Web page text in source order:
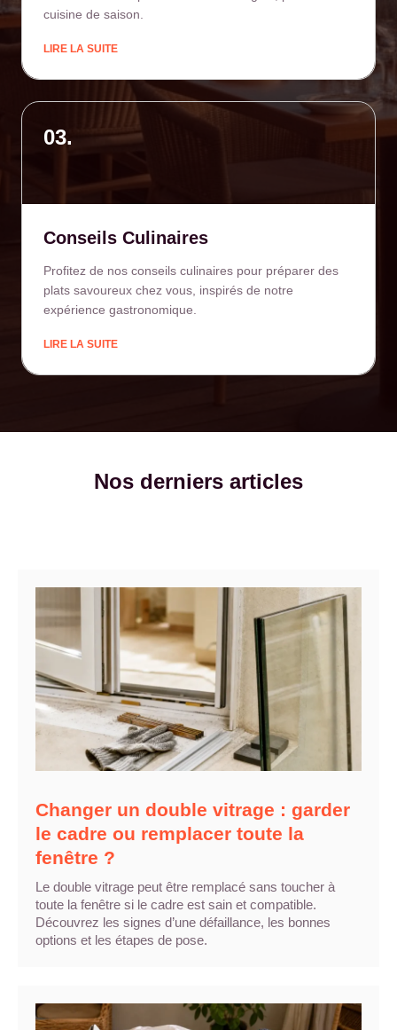
cuisine de saison.
LIRE LA SUITE
03.
Conseils Culinaires
Profitez de nos conseils culinaires pour préparer des
plats savoureux chez vous, inspirés de notre
expérience gastronomique.
LIRE LA SUITE
Nos derniers articles
Changer un double vitrage : garder
le cadre ou remplacer toute la
fenêtre ?
Le double vitrage peut être remplacé sans toucher à
toute la fenêtre si le cadre est sain et compatible.
Découvrez les signes d’une défaillance, les bonnes
options et les étapes de pose.